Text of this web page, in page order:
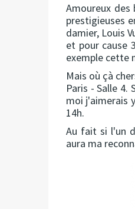
Amoureux des
prestigieuses
damier, Louis
et pour cause
exemple cette
Mais où çà
Paris - Salle
moi j'aimerais
14h.
Au fait si l'un
aura ma